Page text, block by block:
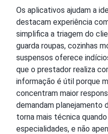
Os aplicativos ajudam a
destacam experiência
simplifica a triagem do
guarda roupas, cozinhas
suspensos oferece
que o prestador realiza
informação é útil porque
concentram maior
demandam planejamento
torna mais técnica
especialidades, e não